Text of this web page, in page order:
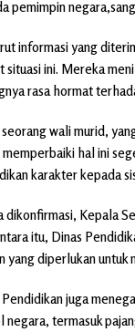
pemimpin
informasi yang
situasi ini. Mereka
rasa hormat
wali murid,
hal ini
karakter kepada
dikonfirmasi, Kepala
itu, Dinas
yang diperlukan untuk
Pendidikan juga
negara, termasuk